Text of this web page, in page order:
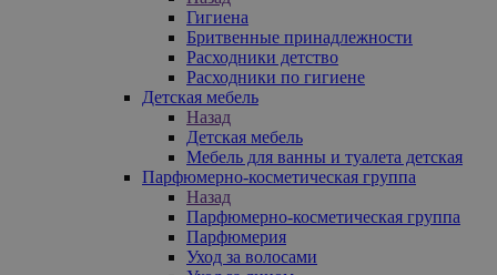
Гигиена
Бритвенные принадлежности
Расходники детство
Расходники по гигиене
Детская мебель
Назад
Детская мебель
Мебель для ванны и туалета детская
Парфюмерно-косметическая группа
Назад
Парфюмерно-косметическая группа
Парфюмерия
Уход за волосами